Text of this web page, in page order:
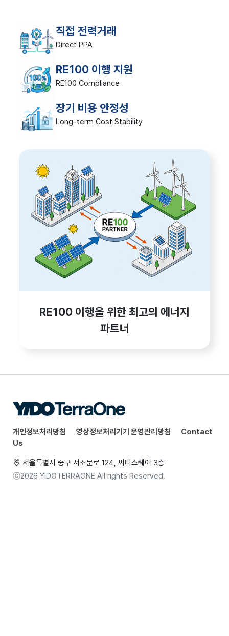
직접 전력거래
Direct PPA
RE100 이행 지원
RE100 Compliance
장기 비용 안정성
Long-term Cost Stability
RE100 이행을 위한 최고의 에너지
파트너
개인정보처리방침 영상정보처리기기 운영관리방침
Contact
Us
서울특별시 중구 서소문로 124, 씨티스퀘어 3층
ⓒ2026 YIDOTERRAONE All rights Reserved.